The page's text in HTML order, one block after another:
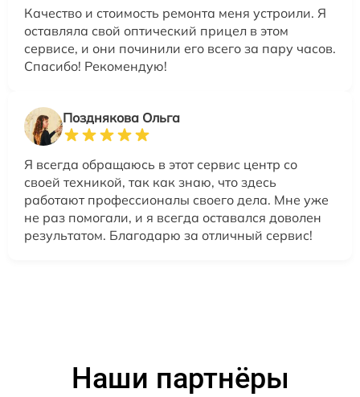
Качество и стоимость ремонта меня устроили. Я
оставляла свой оптический прицел в этом
сервисе, и они починили его всего за пару часов.
Спасибо! Рекомендую!
Позднякова Ольга
Я всегда обращаюсь в этот сервис центр со
своей техникой, так как знаю, что здесь
работают профессионалы своего дела. Мне уже
не раз помогали, и я всегда оставался доволен
результатом. Благодарю за отличный сервис!
Наши партнёры